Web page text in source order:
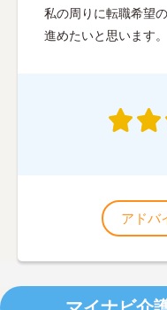
私の周りに転職希望
進めたいと思います。
アドバ